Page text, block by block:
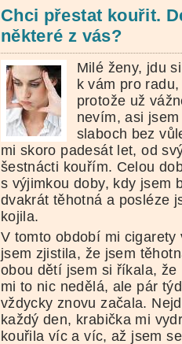
Chci přestat kouřit.
některé z vás?
Milé ženy, jdu si
k vám pro radu,
protože už
nevím, asi jsem
slaboch bez
mi skoro padesát let, od
šestnácti kouřím. Celou
s výjimkou doby, kdy jsem
dvakrát těhotná a posléze
kojila.
V tomto období mi
jsem zjistila, že jsem
obou dětí jsem si říkala,
mi to nic nedělá, ale pár
vždycky znovu začala.
každý den, krabička mi
kouřila víc a víc, až jsem